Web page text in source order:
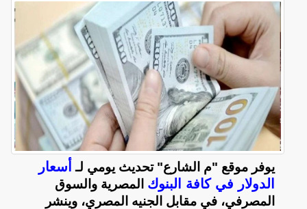
يوفر موقع "م الشارع" تحديث يومي لـ أسعار
الدولار في كافة البنوك المصرية والسوق
المصرفي، في مقابل الجنيه المصري، وينشر